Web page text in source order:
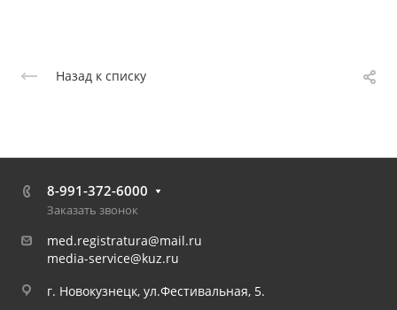
Назад к списку
8-991-372-6000
Заказать звонок
med.registratura@mail.ru
media-service@kuz.ru
г. Новокузнецк, ул.Фестивальная, 5.